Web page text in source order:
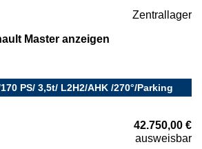
Zentrallager
Master anzeigen
PS/ 3,5t/ L2H2/AHK /270°/Parking
42.750,00 €
ausweisbar